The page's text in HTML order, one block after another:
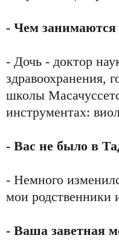
- Чем
- Дочь - доктор
здравоохранения,
школы
инструментах:
- Вас не было в
- Немного
мои родственники
- Ваша заветная